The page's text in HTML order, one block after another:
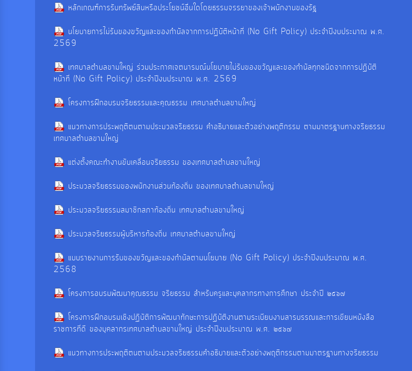
หลักเกณฑ์การรับทรัพย์สินหรือประโยชน์อื่นใดโดยธรรมจรรยาของเจ้าพนักงานของรัฐ
นโยบายการไม่รับของขวัญและของกำนัลจากการปฏิบัติหน้าที่ (No Gift Policy) ประจำปีงบประมาณ พ.ศ.
2569
เทศบาลตำบลขามใหญ่ ร่วมประกาศเจตนารมณ์นโยบายไม่รับของขวัญและของกำนัลทุกชนิดจากการปฏิบัติ
หน้าที่ (No Gift Policy) ประจำปีงบประมาณ พ.ศ. 2569
โครงการฝึกอบรมจริยธรรมและคุณธรรม เทศบาลตำบลขามใหญ่
แนวทางการประพฤติตนตามประมวลจริยธรรม คำอธิบายและตัวอย่างพฤติกรรม ตามมาตรฐานทางจริยธรรม
เทศบาลตำบลขามใหญ่
แต่งตั้งคณะทำงานขับเคลื่อนจริยธรรม ของเทศบาลตำบลขามใหญ่
ประมวลจริยธรรมของพนักงานส่วนท้องถิ่น ของเทศบาลตำบลขามใหญ่
ประมวลจริยธรรมสมาชิกสภาท้องถิ่น เทศบาลตำบลขามใหญ่
ประมวลจริยธรรมผู้บริหารท้องถิ่น เทศบาลตำบลขามใหญ่
แบบรายงานการรับของขวัญและของกำนัลตามนโยบาย (No Gift Policy) ประจำปีงบประมาณ พ.ศ.
2568
โครงการอบรมพัฒนาคุณธรรม จริยธรรม สำหรับครูและบุคลากรทางการศึกษา ประจำปี ๒๕๖๗
โครงการฝึกอบรมเชิงปฏิบัติการพัฒนาทักษะการปฏิบัติงานตามระเบียบงานสารบรรณและการเขียนหนังสือ
ราชการที่ดี ของบุคลากรเทศบาลตำบลขามใหญ่ ประจำปีงบประมาณ พ.ศ. ๒๕๖๗
แนวทางการประพฤติตนตามประมวลจริยธรรมคำอธิบายและตัวอย่างพฤติกรรมตามมาตรฐานทางจริยธรรม